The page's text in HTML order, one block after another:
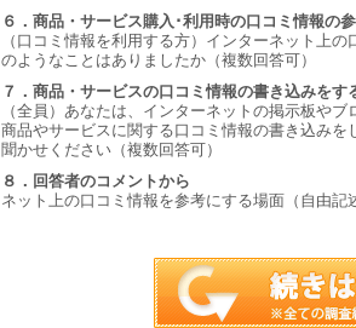
６．商品・サービス購入･利用時の口コミ情報の
（口コミ情報を利用する方）インターネット上
のようなことはありましたか（複数回答可）
７．商品・サービスの口コミ情報の書き込みをす
（全員）あなたは、インターネットの掲示板や
商品やサービスに関する口コミ情報の書き込み
聞かせください（複数回答可）
８．回答者のコメントから
ネット上の口コミ情報を参考にする場面（自由記